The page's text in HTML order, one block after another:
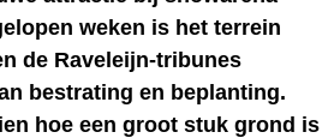
weken is het terrein
de Raveleijn-tribunes
bestrating en beplanting.
hoe een groot stuk grond is